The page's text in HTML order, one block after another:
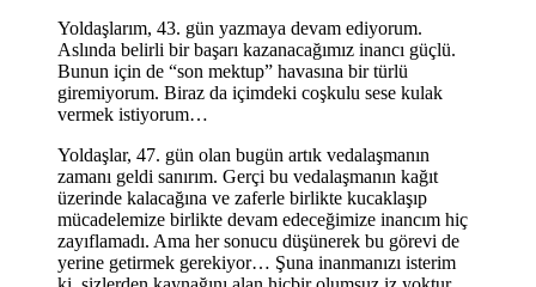
Yoldaşlarım, 43. gün yazmaya devam ediyorum.
Aslında belirli bir başarı kazanacağımız inancı güçlü.
Bunun için de “son mektup” havasına bir türlü
giremiyorum. Biraz da içimdeki coşkulu sese kulak
vermek istiyorum…
Yoldaşlar, 47. gün olan bugün artık vedalaşmanın
zamanı geldi sanırım. Gerçi bu vedalaşmanın kağıt
üzerinde kalacağına ve zaferle birlikte kucaklaşıp
mücadelemize birlikte devam edeceğimize inancım hiç
zayıflamadı. Ama her sonucu düşünerek bu görevi de
yerine getirmek gerekiyor… Şuna inanmanızı isterim